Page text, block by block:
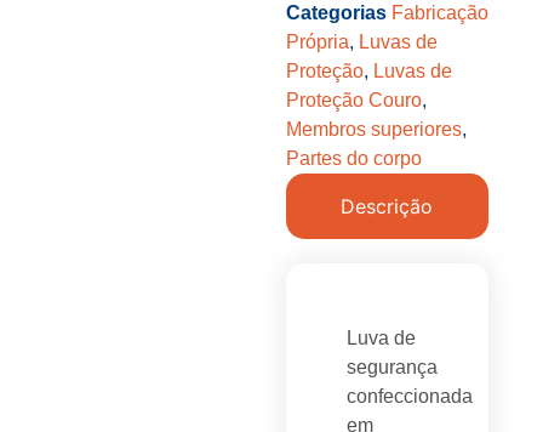
Categorias Fabricação
Própria, Luvas de
Proteção, Luvas de
Proteção Couro,
Membros superiores,
Partes do corpo
Descrição
Luva de
segurança
confeccionada
em